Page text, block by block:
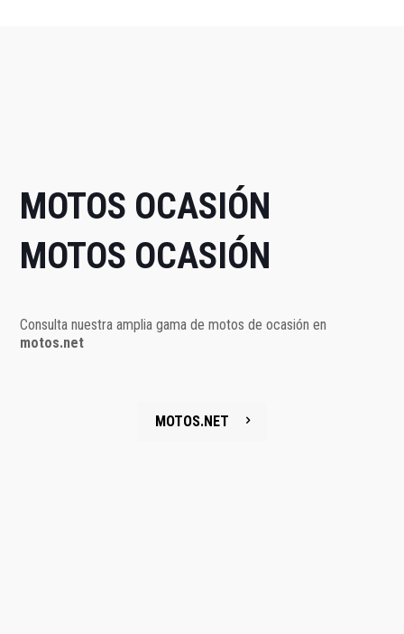
MOTOS OCASIÓN
MOTOS OCASIÓN
Consulta nuestra amplia gama de motos de ocasión en
motos.net
MOTOS.NET